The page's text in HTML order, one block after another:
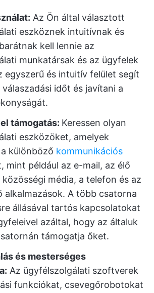
Az Ön által választott
eszköznek intuitívnak és
kell lennie az
munkatársak és az ügyfelek
egyszerű és intuitív felület segít
időt és javítani a
támogatás: Keressen olyan
eszközöket, amelyek
különböző kommunikációs
mint például az e-mail, az élő
közösségi média, a telefon és az
alkalmazások. A több csatorna
állásával tartós kapcsolatokat
azáltal, hogy az általuk
támogatja őket.
és mesterséges
Az ügyfélszolgálati szoftverek
funkciókat, csevegőrobotokat